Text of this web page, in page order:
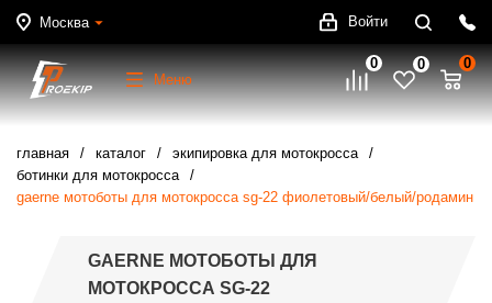
Москва Войти
Меню
0 0 0
главная каталог
экипировка для мотокросса
ботинки для мотокросса
gaerne мотоботы для мотокросса sg-22 фиолетовый/белый/родамин
GAERNE МОТОБОТЫ ДЛЯ
МОТОКРОССА SG-22